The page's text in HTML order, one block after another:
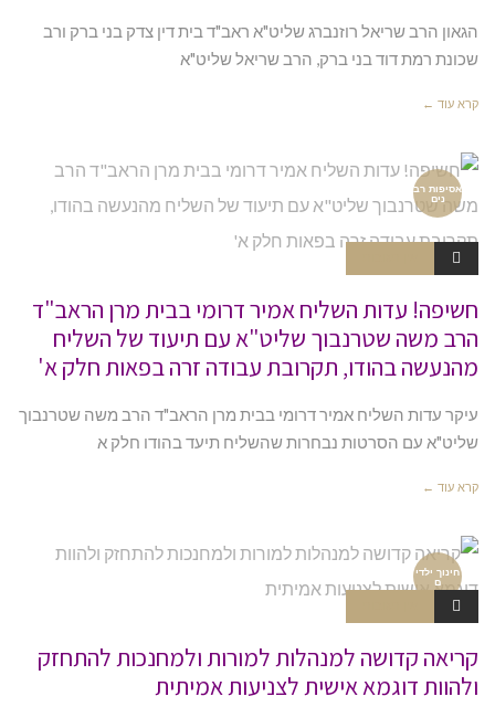
הגאון הרב שריאל רוזנברג שליט"א ראב"ד בית דין צדק בני ברק ורב
שכונת רמת דוד בני ברק, הרב שריאל שליט"א
קרא עוד ←
אסיפות רב
נים
חשיפה! עדות השליח אמיר דרומי בבית מרן הראב"ד
הרב משה שטרנבוך שליט"א עם תיעוד של השליח
מהנעשה בהודו, תקרובת עבודה זרה בפאות חלק א'
עיקר עדות השליח אמיר דרומי בבית מרן הראב"ד הרב משה שטרנבוך
שליט"א עם הסרטות נבחרות שהשליח תיעד בהודו חלק א
קרא עוד ←
חינוך ילדי
ם
קריאה קדושה למנהלות למורות ולמחנכות להתחזק
ולהוות דוגמא אישית לצניעות אמיתית